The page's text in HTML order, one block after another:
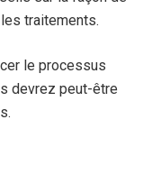
traitements.
le processus
devrez peut-être